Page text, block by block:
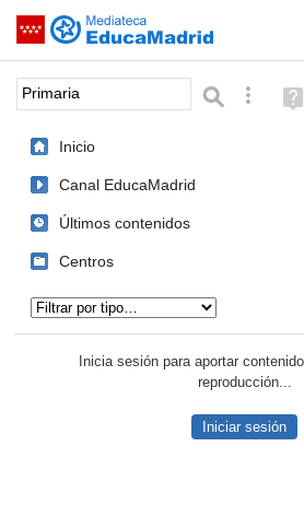
Saltar navegación
Palabra o frase: Búsqueda
(en
Inicio
Canal EducaMadrid
Últimos contenidos
Centros
Inicia sesión para aportar
reproducción...
Iniciar sesión